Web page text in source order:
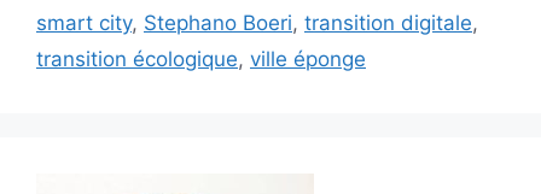
smart city, Stephano Boeri, transition digitale,
transition écologique, ville éponge